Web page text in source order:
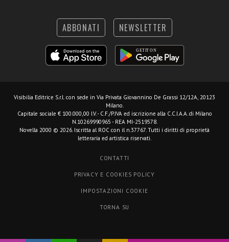
ABBONATI NEWSLETTER
Visibilia Editrice S.r.l. con sede in Via Privata Giovannino De Grassi 12/12A, 20123
Milano.
Capitale sociale € 100.000,00 I.V. - C.F./P.IVA ed iscrizione alla C.C.I.A.A. di Milano
N.10269990965 - REA MI-2519578.
Novella 2000 © 2026. Iscritta al ROC con il n.37767. Tutti i diritti di proprietà
letteraria ed artistica riservati.
CONTATTI
PRIVACY E COOKIES POLICY
IMPOSTAZIONI COOKIE
TORNA SU